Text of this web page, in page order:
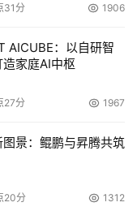
还计划在明年推出
来的优势，并将
数据存储。
，但是闪存的一个重
工作，而不仅仅只
务范围不涉及存储
31分 1906
AICUBE：以自研智
家庭AI中枢
27分 1967
景：鲲鹏与昇腾共筑
20分 1312